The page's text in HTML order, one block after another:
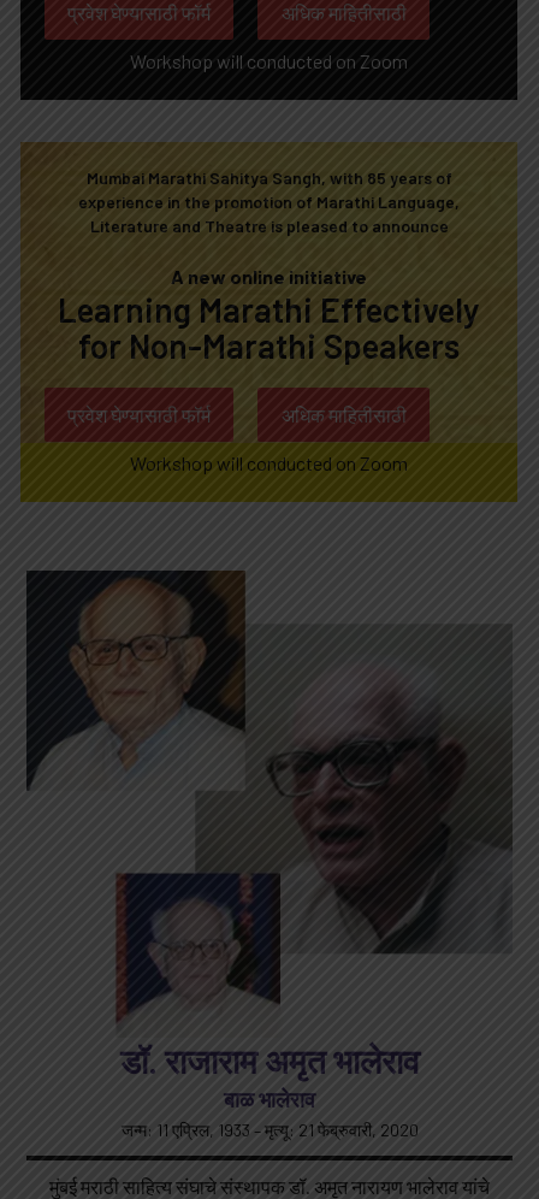
प्रवेश घेण्यासाठी फॉर्म अधिक माहितीसाठी
Workshop will conducted on Zoom
Mumbai Marathi Sahitya Sangh, with 85 years of
experience in the promotion of Marathi Language,
Literature and Theatre is pleased to announce
A new online initiative
Learning Marathi Effectively
for Non-Marathi Speakers
प्रवेश घेण्यासाठी फॉर्म अधिक माहितीसाठी
Workshop will conducted on Zoom
डॉ. राजाराम अमृत भालेराव
बाळ भालेराव
जन्म: 11 एप्रिल, 1933 – मृत्यू: 21 फेब्रुवारी, 2020
मुंबई मराठी साहित्य संघाचे संस्थापक डॉ. अमृत नारायण भालेराव यांचे